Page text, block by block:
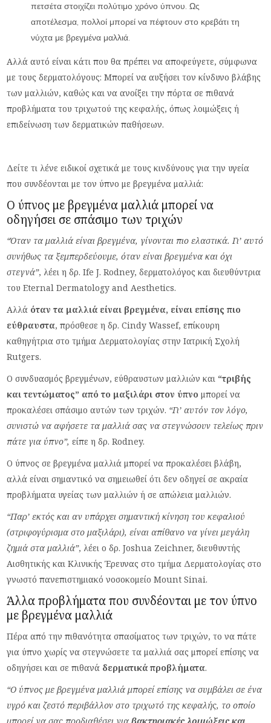
πετσέτα στοιχίζει πολύτιμο χρόνο ύπνου. Ως
αποτέλεσμα, πολλοί μπορεί να πέφτουν στο κρεβάτι τη
νύχτα με βρεγμένα μαλλιά.
Αλλά αυτό είναι κάτι που θα πρέπει να αποφεύγετε, σύμφωνα
με τους δερματολόγους: Μπορεί να αυξήσει τον κίνδυνο βλάβης
των μαλλιών, καθώς και να ανοίξει την πόρτα σε πιθανά
προβλήματα του τριχωτού της κεφαλής, όπως λοιμώξεις ή
επιδείνωση των δερματικών παθήσεων.
Δείτε τι λένε ειδικοί σχετικά με τους κινδύνους για την υγεία
που συνδέονται με τον ύπνο με βρεγμένα μαλλιά:
Ο ύπνος με βρεγμένα μαλλιά μπορεί να
οδηγήσει σε σπάσιμο των τριχών
“Όταν τα μαλλιά είναι βρεγμένα, γίνονται πιο ελαστικά. Γι’ αυτό
συνήθως τα ξεμπερδεύουμε, όταν είναι βρεγμένα και όχι
στεγνά”, λέει η δρ. Ife J. Rodney, δερματολόγος και διευθύντρια
του Eternal Dermatology and Aesthetics.
Αλλά όταν τα μαλλιά είναι βρεγμένα, είναι επίσης πιο
εύθραυστα, πρόσθεσε η δρ. Cindy Wassef, επίκουρη
καθηγήτρια στο τμήμα Δερματολογίας στην Ιατρική Σχολή
Rutgers.
Ο συνδυασμός βρεγμένων, εύθραυστων μαλλιών και “τριβής
και τεντώματος” από το μαξιλάρι στον ύπνο μπορεί να
προκαλέσει σπάσιμο αυτών των τριχών. “Γι’ αυτόν τον λόγο,
συνιστώ να αφήσετε τα μαλλιά σας να στεγνώσουν τελείως πριν
πάτε για ύπνο”, είπε η δρ. Rodney.
Ο ύπνος σε βρεγμένα μαλλιά μπορεί να προκαλέσει βλάβη,
αλλά είναι σημαντικό να σημειωθεί ότι δεν οδηγεί σε ακραία
προβλήματα υγείας των μαλλιών ή σε απώλεια μαλλιών.
“Παρ’ εκτός και αν υπάρχει σημαντική κίνηση του κεφαλιού
(στριφογύρισμα στο μαξιλάρι), είναι απίθανο να γίνει μεγάλη
ζημιά στα μαλλιά”, λέει ο δρ. Joshua Zeichner, διευθυντής
Αισθητικής και Κλινικής Έρευνας στο τμήμα Δερματολογίας στο
γνωστό πανεπιστημιακό νοσοκομείο Mount Sinai.
Άλλα προβλήματα που συνδέονται με τον ύπνο
με βρεγμένα μαλλιά
Πέρα από την πιθανότητα σπασίματος των τριχών, το να πάτε
για ύπνο χωρίς να στεγνώσετε τα μαλλιά σας μπορεί επίσης να
οδηγήσει και σε πιθανά δερματικά προβλήματα.
“Ο ύπνος με βρεγμένα μαλλιά μπορεί επίσης να συμβάλει σε ένα
υγρό και ζεστό περιβάλλον στο τριχωτό της κεφαλής, το οποίο